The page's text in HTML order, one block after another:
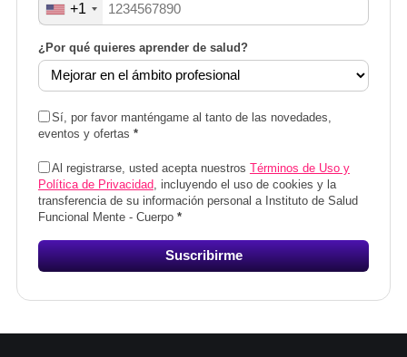
+1
¿Por qué quieres aprender de salud?
Sí, por favor manténgame al tanto de las novedades,
eventos y ofertas *
Al registrarse, usted acepta nuestros Términos de Uso y
Política de Privacidad , incluyendo el uso de cookies y la
transferencia de su información personal a Instituto de Salud
Funcional Mente - Cuerpo *
Suscribirme